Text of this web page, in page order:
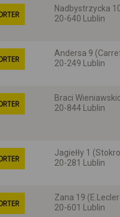
Nadbystrzycka
20-640 Lublin
Andersa 9
20-249 Lublin
Braci
20-844 Lublin
Jagiełły 1
20-281 Lublin
Zana 19
20-601 Lublin